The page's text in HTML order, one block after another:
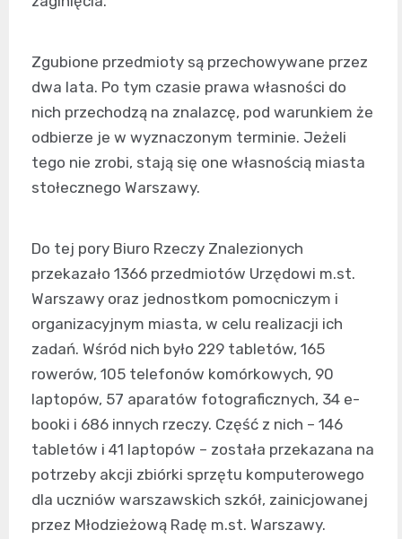
Zgubione przedmioty są przechowywane przez
dwa lata. Po tym czasie prawa własności do
nich przechodzą na znalazcę, pod warunkiem że
odbierze je w wyznaczonym terminie. Jeżeli
tego nie zrobi, stają się one własnością miasta
stołecznego Warszawy.
Do tej pory Biuro Rzeczy Znalezionych
przekazało 1366 przedmiotów Urzędowi m.st.
Warszawy oraz jednostkom pomocniczym i
organizacyjnym miasta, w celu realizacji ich
zadań. Wśród nich było 229 tabletów, 165
rowerów, 105 telefonów komórkowych, 90
laptopów, 57 aparatów fotograficznych, 34 e-
booki i 686 innych rzeczy. Część z nich – 146
tabletów i 41 laptopów – została przekazana na
potrzeby akcji zbiórki sprzętu komputerowego
dla uczniów warszawskich szkół, zainicjowanej
przez Młodzieżową Radę m.st. Warszawy.